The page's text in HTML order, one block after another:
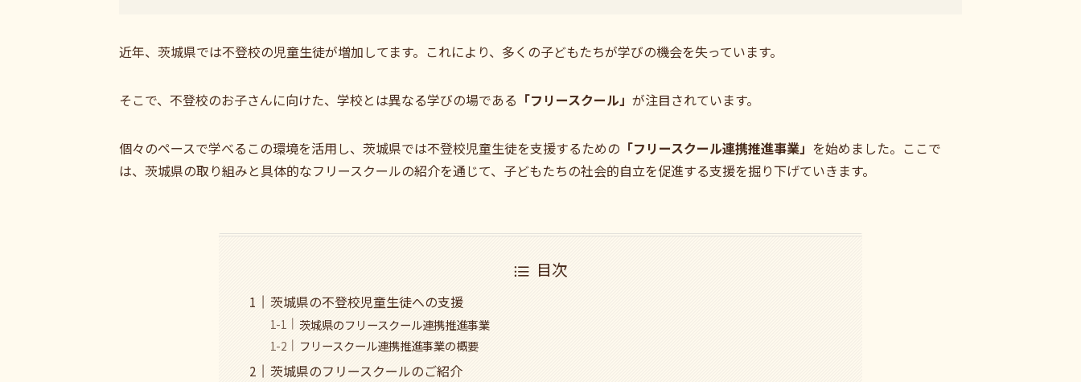
近年、茨城県では不登校の児童生徒が増加してます。これにより、多くの子どもたちが学びの機会を失っています。
そこで、不登校のお子さんに向けた、学校とは異なる学びの場である 「フリースクール」 が注目されています。
個々のペースで学べるこの環境を活用し、茨城県では不登校児童生徒を支援するための 「フリースクール連携推進事業」 を始めました。ここで
は、茨城県の取り組みと具体的なフリースクールの紹介を通じて、子どもたちの社会的自立を促進する支援を掘り下げていきます。
目次
茨城県の不登校児童生徒への支援
茨城県のフリースクール連携推進事業
フリースクール連携推進事業の概要
茨城県のフリースクールのご紹介